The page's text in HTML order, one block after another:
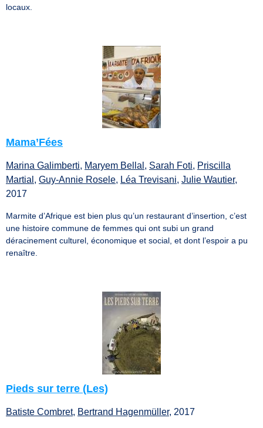
locaux.
Mama’Fées
Marina Galimberti, Maryem Bellal , Sarah Foti, Priscilla
Martial , Guy-Annie Rosele, Léa Trevisani, Julie Wautier,
2017
Marmite d’Afrique est bien plus qu’un restaurant d’insertion, c’est
une histoire commune de femmes qui ont subi un grand
déracinement culturel, économique et social, et dont l’espoir a pu
renaître.
Pieds sur terre (Les)
Batiste Combret, Bertrand Hagenmüller, 2017